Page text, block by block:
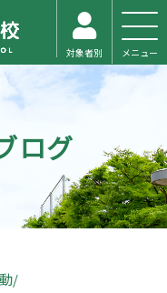
対象者別 メニュー
ログ